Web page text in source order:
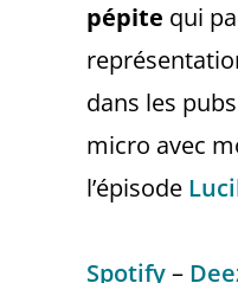
pépite qui
dans les
micro avec
l’épisode
Spotify–